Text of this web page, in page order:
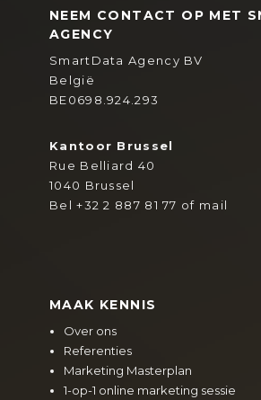
NEEM CONTACT OP MET
AGENCY
SmartData Agency BV
België
BE0698.924.293
Kantoor Brussel
Rue Belliard 40
1040 Brussel
Bel+32 2 887 81 77 of mail
MAAK KENNIS
Over ons
Referenties
Marketing Masterplan
1-op-1 online marketing sessie